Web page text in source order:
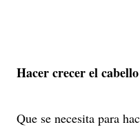
Hacer crecer el
Que se necesita para